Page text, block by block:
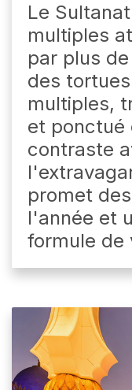
Le
multiples
par plus
des
multiples,
et ponctué
contraste
promet
l'année et
formule de